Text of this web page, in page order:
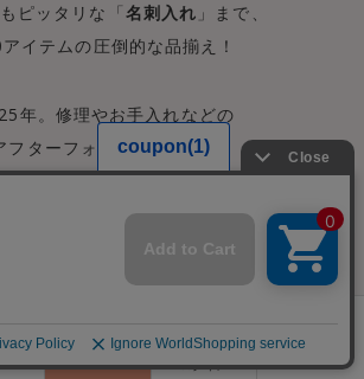
ピッタリな「名刺入れ 」まで、
イテムの圧倒的な品揃え！
年。修理やお手入れなどの
フターフォローも充実。
い女性にずっと永く寄り添える
オンリーワンな革小物を。
ように見つけるワクワク感と、
テムの楽しみを提供します。
会員登録
ログイン